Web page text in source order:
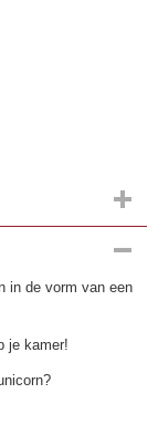
in de vorm van een
je kamer!